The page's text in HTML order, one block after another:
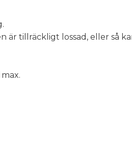
tillräckligt lossad, eller så